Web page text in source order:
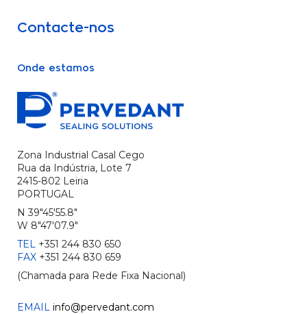
Contacte-nos
Onde estamos
Zona Industrial Casal Cego
Rua da Indústria, Lote 7
2415-802 Leiria
PORTUGAL
N 39"45'55.8"
W 8"47'07.9"
TEL +351 244 830 650
FAX +351 244 830 659
(Chamada para Rede Fixa Nacional)
EMAIL info@pervedant.com